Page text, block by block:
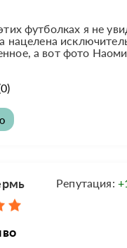
футболках я не
нацелена
а вот фото Наоми
Репутация: